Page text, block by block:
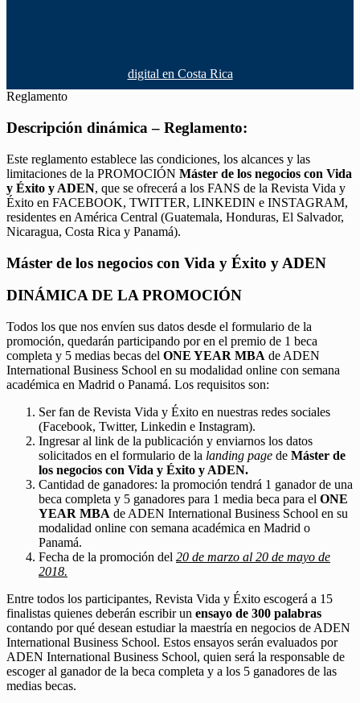
digital en Costa Rica
Reglamento
Descripción dinámica – Reglamento:
Este reglamento establece las condiciones, los alcances y las
limitaciones de la PROMOCIÓN Máster de los negocios con Vida
y Éxito y ADEN, que se ofrecerá a los FANS de la Revista Vida y
Éxito en FACEBOOK, TWITTER, LINKEDIN e INSTAGRAM,
residentes en América Central (Guatemala, Honduras, El Salvador,
Nicaragua, Costa Rica y Panamá).
Máster de los negocios con Vida y Éxito y ADEN
DINÁMICA DE LA PROMOCIÓN
Todos los que nos envíen sus datos desde el formulario de la
promoción, quedarán participando por en el premio de 1 beca
completa y 5 medias becas del ONE YEAR MBA de ADEN
International Business School en su modalidad online con semana
académica en Madrid o Panamá. Los requisitos son:
Ser fan de Revista Vida y Éxito en nuestras redes sociales
(Facebook, Twitter, Linkedin e Instagram).
Ingresar al link de la publicación y enviarnos los datos
solicitados en el formulario de la landing page de Máster de
los negocios con Vida y Éxito y ADEN.
Cantidad de ganadores: la promoción tendrá 1 ganador de una
beca completa y 5 ganadores para 1 media beca para el ONE
YEAR MBA de ADEN International Business School en su
modalidad online con semana académica en Madrid o
Panamá.
Fecha de la promoción del 20 de marzo al 20 de mayo de
2018.
Entre todos los participantes, Revista Vida y Éxito escogerá a 15
finalistas quienes deberán escribir un ensayo de 300 palabras
contando por qué desean estudiar la maestría en negocios de ADEN
International Business School. Estos ensayos serán evaluados por
ADEN International Business School, quien será la responsable de
escoger al ganador de la beca completa y a los 5 ganadores de las
medias becas.